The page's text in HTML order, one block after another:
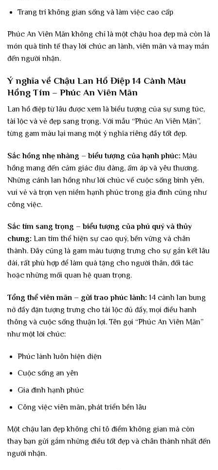
Trang trí không gian sống và làm việc cao cấp
Phúc An Viên Mãn không chỉ là một chậu hoa đẹp mà còn là
món quà tinh tế thay lời chúc an lành, viên mãn và may mắn
đến người nhận.
Ý nghĩa về Chậu Lan Hồ Điệp 14 Cành Màu
Hồng Tím – Phúc An Viên Mãn
Lan hồ điệp từ lâu được xem là biểu tượng của sự sung túc,
tài lộc và vẻ đẹp sang trọng. Với mẫu “Phúc An Viên Mãn”,
từng gam màu lại mang một ý nghĩa riêng đầy tốt đẹp.
Sắc hồng nhẹ nhàng – biểu tượng của hạnh phúc: Màu
hồng mang đến cảm giác dịu dàng, ấm áp và yêu thương.
Những cánh lan hồng như lời chúc về cuộc sống bình yên,
vui vẻ và trọn vẹn niềm hạnh phúc trong gia đình cũng như
công việc.
Sắc tím sang trọng – biểu tượng của phú quý và thủy
chung: Lan tím thể hiện sự cao quý, bền vững và chân
thành. Đây cũng là gam màu tượng trưng cho sự gắn kết lâu
dài, rất phù hợp để làm quà tặng cho người thân, đối tác
hoặc những mối quan hệ quan trọng.
Tổng thể viên mãn – gửi trao phúc lành: 14 cành lan bung
nở đầy đặn tượng trưng cho tài lộc đủ đầy, mọi điều hanh
thông và cuộc sống thuận lợi. Tên gọi “Phúc An Viên Mãn”
như một lời chúc:
Phúc lành luôn hiện diện
Cuộc sống an yên
Gia đình hạnh phúc
Công việc viên mãn, phát triển bền lâu
Một chậu lan đẹp không chỉ tô điểm không gian mà còn
thay bạn gửi gắm những điều tốt đẹp và chân thành nhất đến
người nhận.